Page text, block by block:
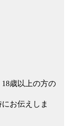
18歳以上の方の
お伝えしま